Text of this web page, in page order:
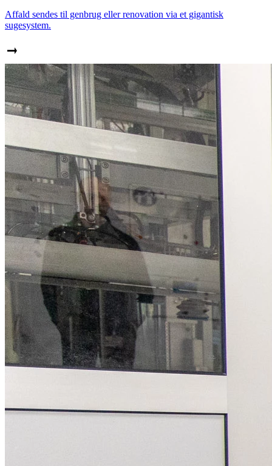
Affald sendes til genbrug eller renovation via et gigantisk
sugesystem.